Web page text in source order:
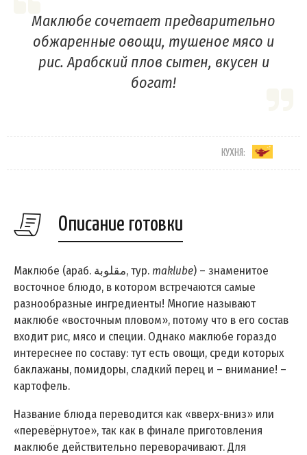
Маклюбе сочетает предварительно
обжаренные овощи, тушеное мясо и
рис. Арабский плов сытен, вкусен и
богат!
КУХНЯ:
Описание готовки
Маклюбе (араб. مقلوبة‎, тур.maklube) – знаменитое
восточное блюдо, в котором встречаются самые
разнообразные ингредиенты! Многие называют
маклюбе «восточным пловом», потому что в его состав
входит рис, мясо и специи. Однако маклюбе гораздо
интереснее по составу: тут есть овощи, среди которых
баклажаны, помидоры, сладкий перец и – внимание! –
картофель.
Название блюда переводится как «вверх-вниз» или
«перевёрнутое», так как в финале приготовления
маклюбе действительно переворачивают. Для